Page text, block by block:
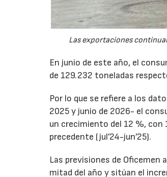
Las exportaciones
En junio de este año, el
de 129.232 toneladas
Por lo que se refiere a los
2025 y junio de 2026- el
un crecimiento del 12 %, con
precedente (jul’24-jun’25).
Las previsiones de
mitad del año y sitúan el